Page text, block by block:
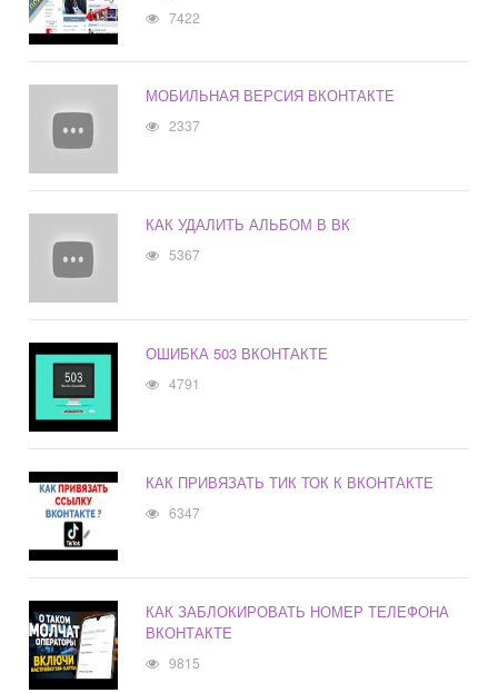
7422
МОБИЛЬНАЯ ВЕРСИЯ ВКОНТАКТЕ
2337
КАК УДАЛИТЬ АЛЬБОМ В ВК
5367
ОШИБКА 503 ВКОНТАКТЕ
4791
КАК ПРИВЯЗАТЬ ТИК ТОК К ВКОНТАКТЕ
6347
КАК ЗАБЛОКИРОВАТЬ НОМЕР ТЕЛЕФОНА
ВКОНТАКТЕ
9815